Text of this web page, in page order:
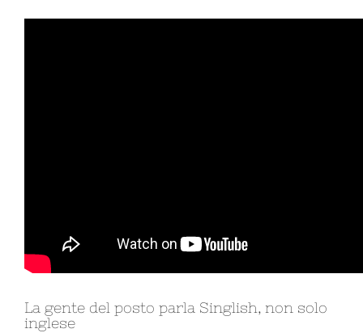
La gente del posto parla Singlish, non solo
inglese